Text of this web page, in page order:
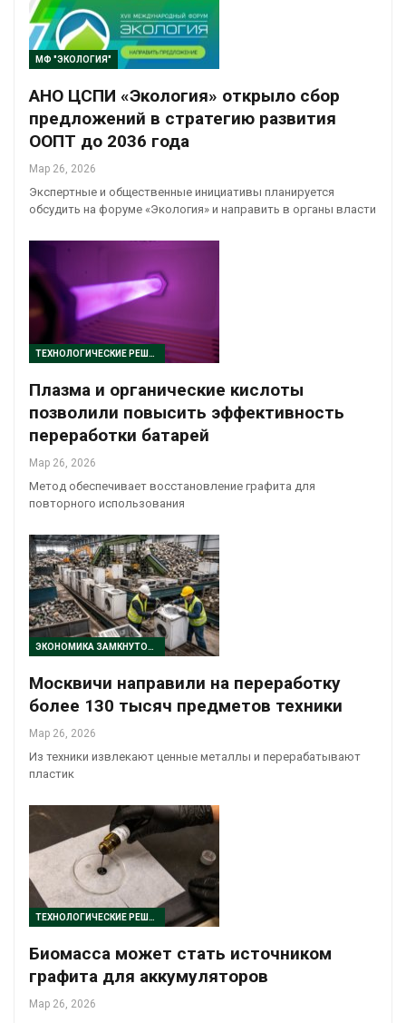
МФ "ЭКОЛОГИЯ"
АНО ЦСПИ «Экология» открыло сбор
предложений в стратегию развития
ООПТ до 2036 года
Мар 26, 2026
Экспертные и общественные инициативы планируется
обсудить на форуме «Экология» и направить в органы власти
ТЕХНОЛОГИЧЕСКИЕ РЕШЕНИЯ
Плазма и органические кислоты
позволили повысить эффективность
переработки батарей
Мар 26, 2026
Метод обеспечивает восстановление графита для
повторного использования
ЭКОНОМИКА ЗАМКНУТОГО ЦИКЛА
Москвичи направили на переработку
более 130 тысяч предметов техники
Мар 26, 2026
Из техники извлекают ценные металлы и перерабатывают
пластик
ТЕХНОЛОГИЧЕСКИЕ РЕШЕНИЯ
Биомасса может стать источником
графита для аккумуляторов
Мар 26, 2026